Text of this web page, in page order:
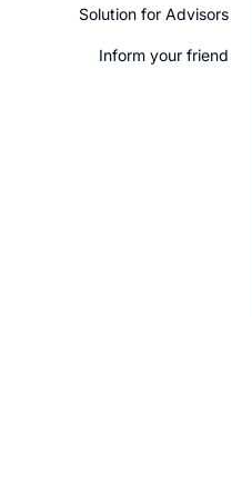
Solution for Advisors
Inform your friend